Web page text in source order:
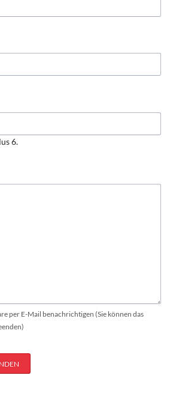
6.
per E-Mail benachrichtigen (Sie können das